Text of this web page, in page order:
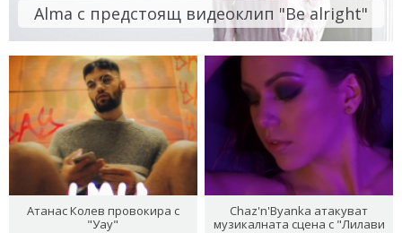
Alma с предстоящ видеоклип "Be alright"
Атанас Колев провокира с
"Уау"
Chaz'n'Byanka атакуват
музикалната сцена с "Лилави